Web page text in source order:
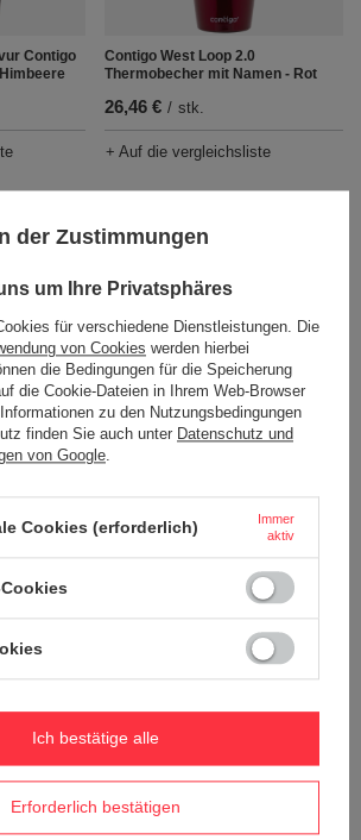
Contigo
Contigo West Loop 2.0
Thermobecher mit Namen - Rot
26,46 € / stk.
+ Auf die vergleichsliste
Contigo
UNSER BESTSELLER
Personalisierbarer thermobecher
Contigo West Loop 470ml -
Schwarz
+ Auf die vergleichsliste
Matte
2.0 470ml - Blau
der Zustimmungen
um Ihre Privatsphäres
für verschiedene Dienstleistungen. Die
von Cookies werden hierbei
die Bedingungen für die Speicherung
die Cookie-Dateien in Ihrem Web-Browser
zu den Nutzungsbedingungen
finden Sie auch unter Datenschutz und
von Google
Cookies (erforderlich)
Immer
aktiv
Erforderlich bestätigen
Ich bestätige alle